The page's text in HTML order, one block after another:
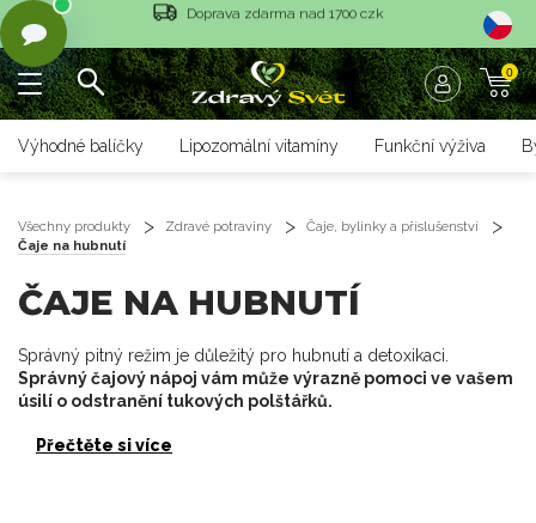
Vrácení objednávky do 14 dnů
Rychlé dodání <36 hodin
Rychlé dodání <36 hodin
0
Výhodné balíčky Lipozomální vitamíny Funkční výživa
Všechny produkty Zdravé potraviny
Čaje, bylinky a příslušenství
Čaje na hubnutí
ČAJE NA HUBNUTÍ
Správný pitný režim je důležitý pro hubnutí a detoxikaci.
Správný čajový nápoj vám může výrazně pomoci ve vašem
úsilí o odstranění tukových polštářků.
Přečtěte si více